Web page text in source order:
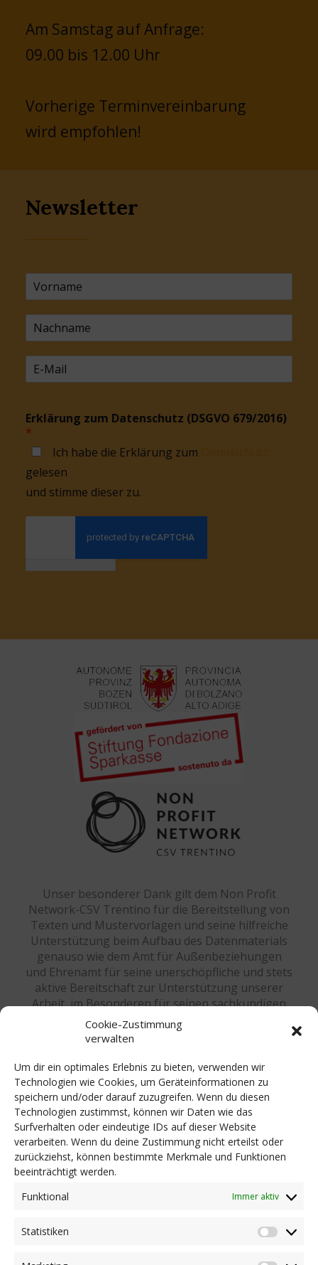
Cookie-Zustimmung
verwalten
Um dir ein optimales Erlebnis zu bieten, verwenden wir
Technologien wie Cookies, um Geräteinformationen zu
speichern und/oder darauf zuzugreifen. Wenn du diesen
Technologien zustimmst, können wir Daten wie das
Surfverhalten oder eindeutige IDs auf dieser Website
verarbeiten. Wenn du deine Zustimmung nicht erteilst oder
zurückziehst, können bestimmte Merkmale und Funktionen
beeinträchtigt werden.
Funktional
Immer aktiv
Statistiken
Am Samstag auf Anfrage:
09.00 bis 12.00 Uhr
Vorherige Terminvereinbarung
wird empfohlen!
Newsletter
Erklärung zum Datenschutz (DSGVO 679/2016)
*
Ich habe die Erklärung zum
gelesen
und stimme dieser zu.
Unser besonderer Dank gilt dem Non Profit
Network-CSV Trentino für die Bereitstellung von
Texten und Mustervorlagen und seine hilfreiche
Unterstützung beim Aufbau des Datenmaterials
genauso wie dem Amt für Außenbeziehungen
und Ehrenamt für seine unerschöpfliche und stets
aktive Bereitschaft zur Unterstützung unserer
Arbeit, im Besonderen für seinen sachkundigen
Rat und rechtlichen Beistand bei der Anpassung
an die Südtiroler Verhältnisse. Einen herzlichen
Sponsoren, namentlich der Stiftung Südtiroler
Sparkasse für die finanzielle Unterstützung und
der Südtiroler Landesregierung für die
kostenlose Zurverfügungstellung der
Räumlichkeiten.
© 2020 DZE Südtirol KDS | St.-Nr.